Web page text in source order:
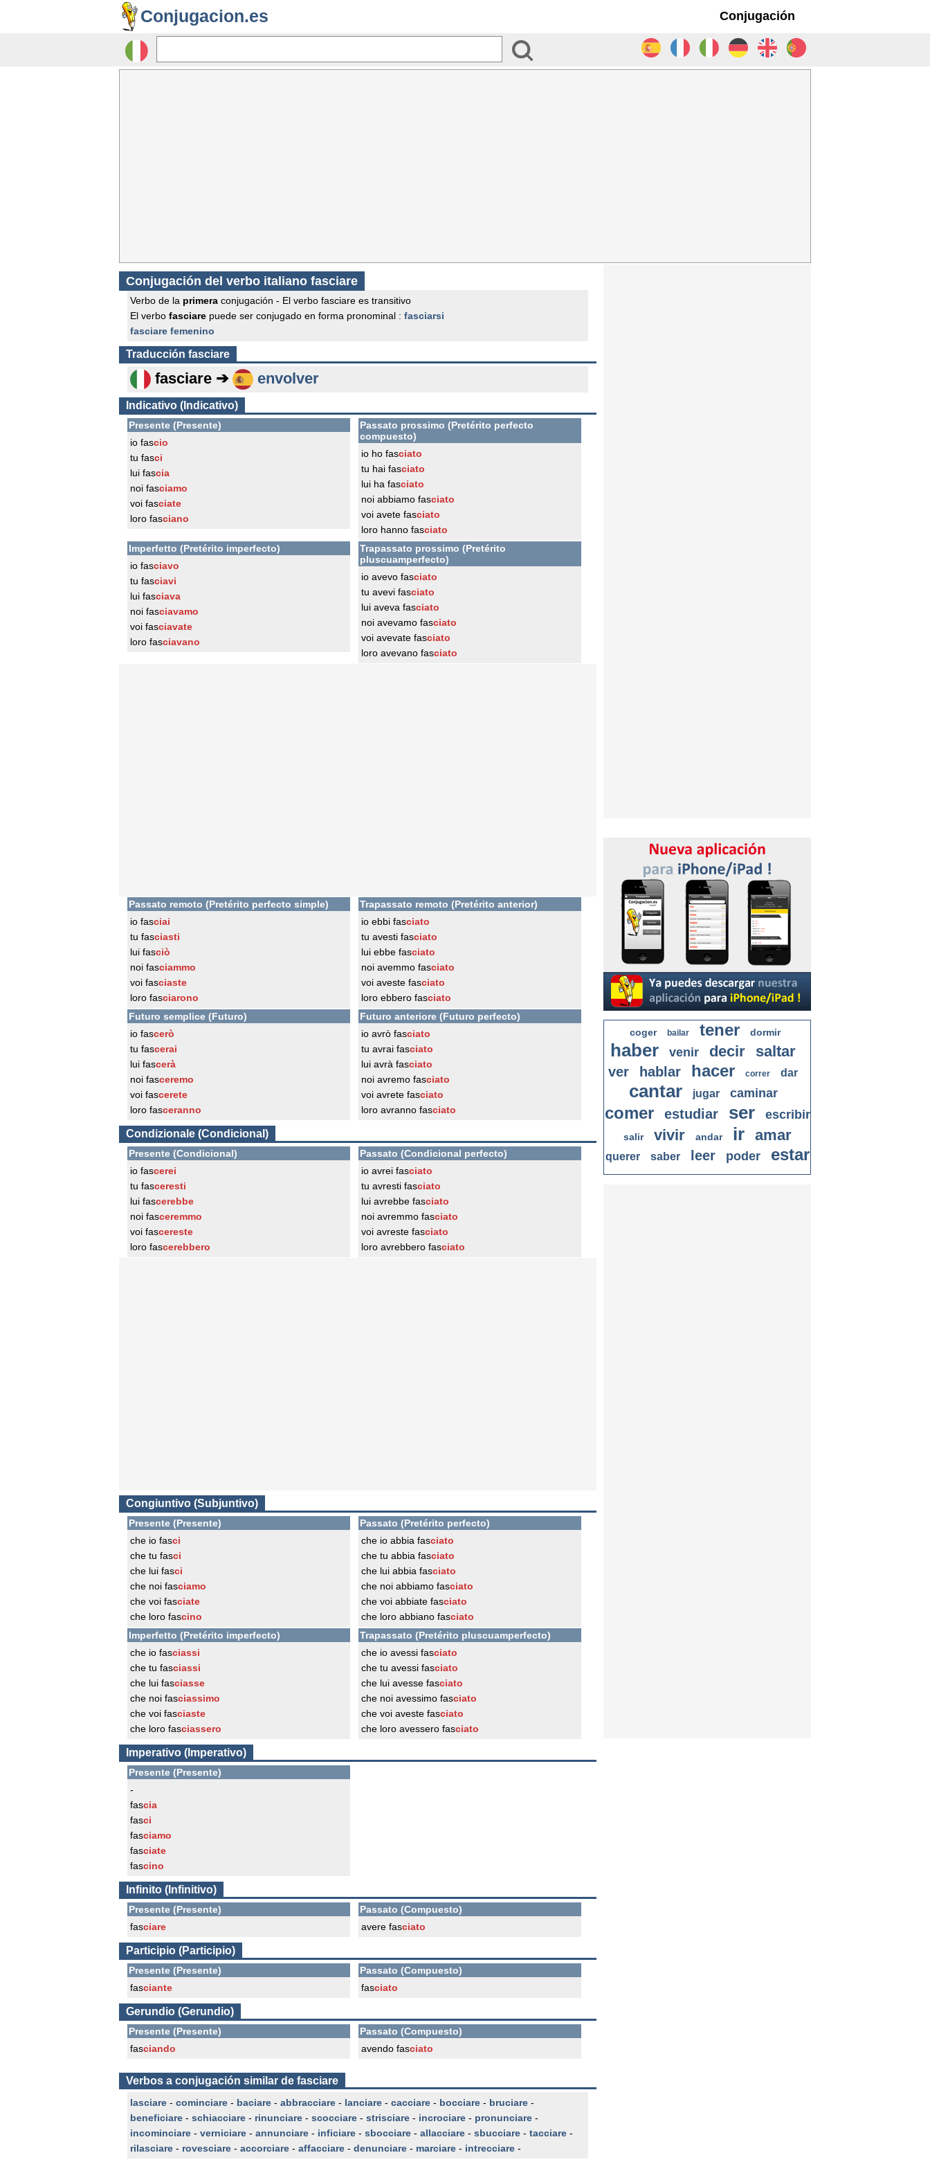
Conjugacion.es Conjugación
Conjugación del verbo italiano fasciare
Verbo de la primera conjugación - El verbo fasciare es transitivo
El verbo fasciare puede ser conjugado en forma pronominal : fasciarsi
fasciare femenino
Traducción fasciare
fasciare ➔ envolver
Indicativo (Indicativo)
Presente (Presente)
io fascio
tu fasci
lui fascia
noi fasciamo
voi fasciate
loro fasciano
Passato prossimo (Pretérito perfecto
compuesto)
io ho fasciato
tu hai fasciato
lui ha fasciato
noi abbiamo fasciato
voi avete fasciato
loro hanno fasciato
Imperfetto (Pretérito imperfecto)
io fasciavo
tu fasciavi
lui fasciava
noi fasciavamo
voi fasciavate
loro fasciavano
Trapassato prossimo (Pretérito
pluscuamperfecto)
io avevo fasciato
tu avevi fasciato
lui aveva fasciato
noi avevamo fasciato
voi avevate fasciato
loro avevano fasciato
Passato remoto (Pretérito perfecto simple)
io fasciai
tu fasciasti
lui fasciò
noi fasciammo
voi fasciaste
loro fasciarono
Trapassato remoto (Pretérito anterior)
io ebbi fasciato
tu avesti fasciato
lui ebbe fasciato
noi avemmo fasciato
voi aveste fasciato
loro ebbero fasciato
Futuro semplice (Futuro)
io fascerò
tu fascerai
lui fascerà
noi fasceremo
voi fascerete
loro fasceranno
Futuro anteriore (Futuro perfecto)
io avrò fasciato
tu avrai fasciato
lui avrà fasciato
noi avremo fasciato
voi avrete fasciato
loro avranno fasciato
Condizionale (Condicional)
Presente (Condicional)
io fascerei
tu fasceresti
lui fascerebbe
noi fasceremmo
voi fascereste
loro fascerebbero
Passato (Condicional perfecto)
io avrei fasciato
tu avresti fasciato
lui avrebbe fasciato
noi avremmo fasciato
voi avreste fasciato
loro avrebbero fasciato
Congiuntivo (Subjuntivo)
Presente (Presente)
che io fasci
che tu fasci
che lui fasci
che noi fasciamo
che voi fasciate
che loro fascino
Passato (Pretérito perfecto)
che io abbia fasciato
che tu abbia fasciato
che lui abbia fasciato
che noi abbiamo fasciato
che voi abbiate fasciato
che loro abbiano fasciato
Imperfetto (Pretérito imperfecto)
che io fasciassi
che tu fasciassi
che lui fasciasse
che noi fasciassimo
che voi fasciaste
che loro fasciassero
Trapassato (Pretérito pluscuamperfecto)
che io avessi fasciato
che tu avessi fasciato
che lui avesse fasciato
che noi avessimo fasciato
che voi aveste fasciato
che loro avessero fasciato
Imperativo (Imperativo)
Presente (Presente)
-
fascia
fasci
fasciamo
fasciate
fascino
Infinito (Infinitivo)
Presente (Presente)
fasciare
Passato (Compuesto)
avere fasciato
Participio (Participio)
Presente (Presente)
fasciante
Passato (Compuesto)
fasciato
Gerundio (Gerundio)
Presente (Presente)
fasciando
Passato (Compuesto)
avendo fasciato
Verbos a conjugación similar de fasciare
lasciare - cominciare - baciare - abbracciare - lanciare - cacciare - bocciare - bruciare -
beneficiare - schiacciare - rinunciare - scocciare - strisciare - incrociare - pronunciare -
incominciare - verniciare - annunciare - inficiare - sbocciare - allacciare - sbucciare - tacciare -
rilasciare - rovesciare - accorciare - affacciare - denunciare - marciare - intrecciare -
coger bailar tener dormir
haber venir decir saltar
ver hablar hacer correr dar
cantar jugar caminar
comer estudiar ser escribir
salir vivir andar ir amar
querer saber leer poder estar